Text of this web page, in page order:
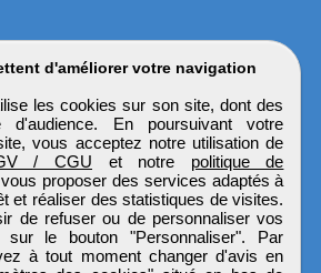
d'améliorer votre navigation
les cookies sur son site, dont des
d'audience. En poursuivant votre
vous acceptez notre utilisation de
/ CGU et notre politique de
proposer des services adaptés à
et réaliser des statistiques de visites.
de refuser ou de personnaliser vos
le bouton "Personnaliser". Par
à tout moment changer d'avis en